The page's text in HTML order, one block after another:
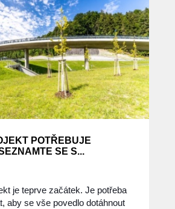
POTŘEBUJE
SE S...
je teprve začátek. Je potřeba
aby se vše povedlo dotáhnout